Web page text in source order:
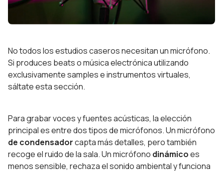
No todos los estudios caseros necesitan un micrófono.
Si produces beats o música electrónica utilizando
exclusivamente samples e instrumentos virtuales,
sáltate esta sección.
Para grabar voces y fuentes acústicas, la elección
principal es entre dos tipos de micrófonos. Un micrófono
de condensadorcapta más detalles, pero también
recoge el ruido de la sala. Un micrófono dinámicoes
menos sensible, rechaza el sonido ambiental y funciona